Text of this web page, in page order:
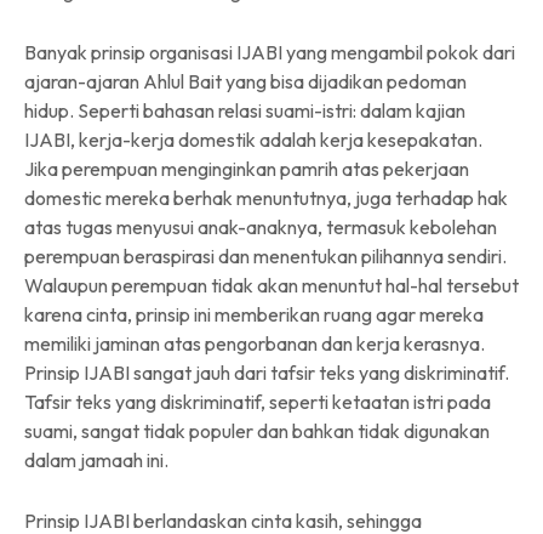
Banyak prinsip organisasi IJABI yang mengambil pokok dari
ajaran-ajaran Ahlul Bait yang bisa dijadikan pedoman
hidup. Seperti bahasan relasi suami-istri: dalam kajian
IJABI, kerja-kerja domestik adalah kerja kesepakatan.
Jika perempuan menginginkan pamrih atas pekerjaan
domestic mereka berhak menuntutnya, juga terhadap hak
atas tugas menyusui anak-anaknya, termasuk kebolehan
perempuan beraspirasi dan menentukan pilihannya sendiri.
Walaupun perempuan tidak akan menuntut hal-hal tersebut
karena cinta, prinsip ini memberikan ruang agar mereka
memiliki jaminan atas pengorbanan dan kerja kerasnya.
Prinsip IJABI sangat jauh dari tafsir teks yang diskriminatif.
Tafsir teks yang diskriminatif, seperti ketaatan istri pada
suami, sangat tidak populer dan bahkan tidak digunakan
dalam jamaah ini.
Prinsip IJABI berlandaskan cinta kasih, sehingga